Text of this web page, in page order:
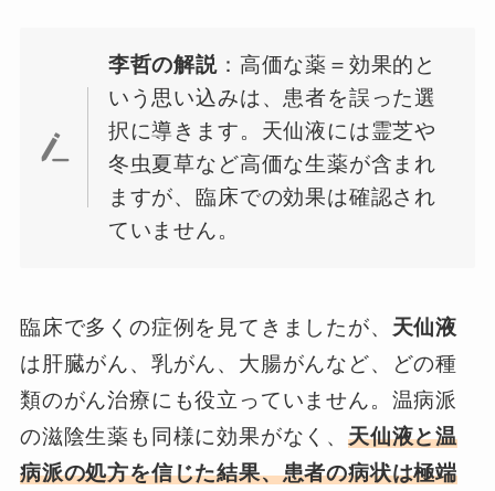
李哲の解説：高価な薬＝効果的と
いう思い込みは、患者を誤った選
択に導きます。天仙液には霊芝や
冬虫夏草など高価な生薬が含まれ
ますが、臨床での効果は確認され
ていません。
臨床で多くの症例を見てきましたが、 天仙液
は肝臓がん、乳がん、大腸がんなど、どの種
類のがん治療にも役立っていません。温病派
の滋陰生薬も同様に効果がなく、天仙液と温
病派の処方を信じた結果、患者の病状は極端